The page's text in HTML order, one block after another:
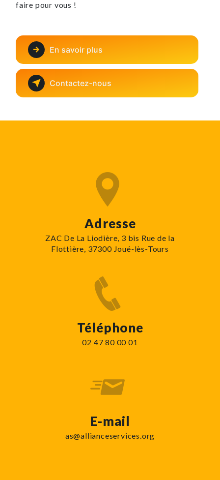
faire pour vous !
En savoir plus
Contactez-nous
Adresse
ZAC De La Liodière, 3 bis Rue de la
Flottière, 37300 Joué-lès-Tours
Téléphone
02 47 80 00 01
E-mail
as@allianceservices.org